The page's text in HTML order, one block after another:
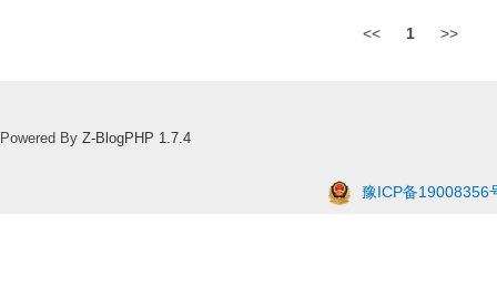
<< 1 >>
Powered By Z-BlogPHP 1.7.4
豫ICP备19008356